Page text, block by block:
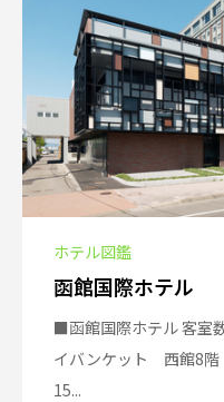
ホテル図鑑
函館国際ホテル
■函館国際ホテル 客室
イバンケット 西館8
15...